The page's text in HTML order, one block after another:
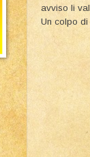
avviso li
Un colpo